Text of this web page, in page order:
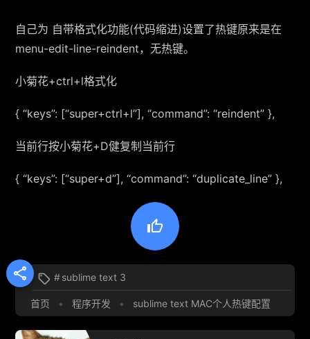
自己为 自带格式化功能(代码缩进)设置了热键原来是在
menu-edit-line-reindent，无热键。
小菊花+ctrl+l格式化
{ “keys”: [“super+ctrl+l”], “command”: “reindent” },
当前行按小菊花+D健复制当前行
{ “keys”: [“super+d”], “command”: “duplicate_line” },

  #sublime text 3
首页 • 程序开发 • sublime text MAC个人热键配置